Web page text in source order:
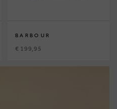
BARBOUR
€ 199,95